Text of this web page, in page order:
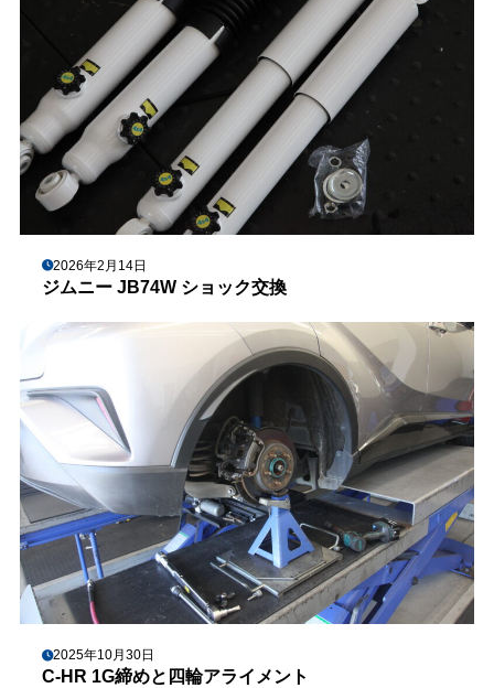
2026年2月14日
ジムニー JB74W ショック交換
2025年10月30日
C-HR 1G締めと四輪アライメント